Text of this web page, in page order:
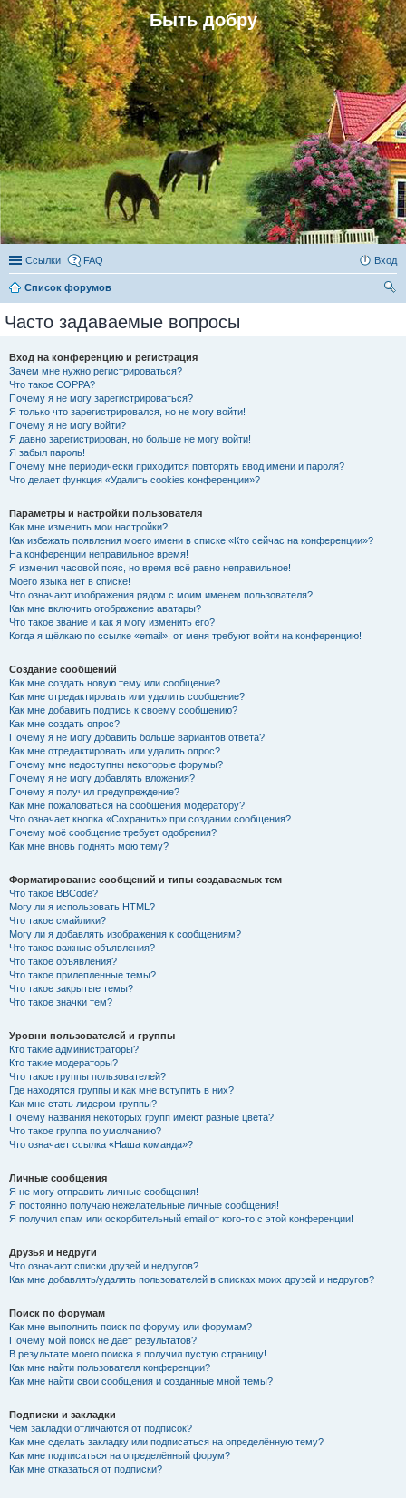
Быть добру
Ссылки FAQ Вход
Список форумов
Часто задаваемые вопросы
Вход на конференцию и регистрация
Зачем мне нужно регистрироваться?
Что такое COPPA?
Почему я не могу зарегистрироваться?
Я только что зарегистрировался, но не могу войти!
Почему я не могу войти?
Я давно зарегистрирован, но больше не могу войти!
Я забыл пароль!
Почему мне периодически приходится повторять ввод имени и пароля?
Что делает функция «Удалить cookies конференции»?
Параметры и настройки пользователя
Как мне изменить мои настройки?
Как избежать появления моего имени в списке «Кто сейчас на конференции»?
На конференции неправильное время!
Я изменил часовой пояс, но время всё равно неправильное!
Моего языка нет в списке!
Что означают изображения рядом с моим именем пользователя?
Как мне включить отображение аватары?
Что такое звание и как я могу изменить его?
Когда я щёлкаю по ссылке «email», от меня требуют войти на конференцию!
Создание сообщений
Как мне создать новую тему или сообщение?
Как мне отредактировать или удалить сообщение?
Как мне добавить подпись к своему сообщению?
Как мне создать опрос?
Почему я не могу добавить больше вариантов ответа?
Как мне отредактировать или удалить опрос?
Почему мне недоступны некоторые форумы?
Почему я не могу добавлять вложения?
Почему я получил предупреждение?
Как мне пожаловаться на сообщения модератору?
Что означает кнопка «Сохранить» при создании сообщения?
Почему моё сообщение требует одобрения?
Как мне вновь поднять мою тему?
Форматирование сообщений и типы создаваемых тем
Что такое BBCode?
Могу ли я использовать HTML?
Что такое смайлики?
Могу ли я добавлять изображения к сообщениям?
Что такое важные объявления?
Что такое объявления?
Что такое прилепленные темы?
Что такое закрытые темы?
Что такое значки тем?
Уровни пользователей и группы
Кто такие администраторы?
Кто такие модераторы?
Что такое группы пользователей?
Где находятся группы и как мне вступить в них?
Как мне стать лидером группы?
Почему названия некоторых групп имеют разные цвета?
Что такое группа по умолчанию?
Что означает ссылка «Наша команда»?
Личные сообщения
Я не могу отправить личные сообщения!
Я постоянно получаю нежелательные личные сообщения!
Я получил спам или оскорбительный email от кого-то с этой конференции!
Друзья и недруги
Что означают списки друзей и недругов?
Как мне добавлять/удалять пользователей в списках моих друзей и недругов?
Поиск по форумам
Как мне выполнить поиск по форуму или форумам?
Почему мой поиск не даёт результатов?
В результате моего поиска я получил пустую страницу!
Как мне найти пользователя конференции?
Как мне найти свои сообщения и созданные мной темы?
Подписки и закладки
Чем закладки отличаются от подписок?
Как мне сделать закладку или подписаться на определённую тему?
Как мне подписаться на определённый форум?
Как мне отказаться от подписки?